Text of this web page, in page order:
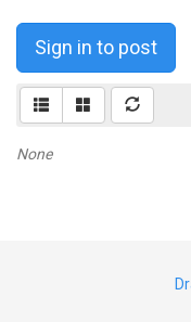
Sign in to post
None